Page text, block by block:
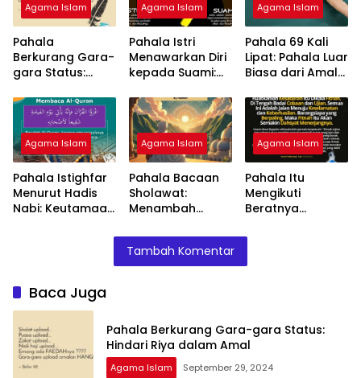
Agama Islam
Pahala
Berkurang Gara-
gara Status:
dalam Amal
Agama Islam
Pahala Istri
Menawarkan Diri
kepada Suami:
atau
Keutamaan?
Agama Islam
Pahala 69 Kali
Lipat: Pahala Luar
Biasa dari Amal
Agama Islam
Pahala Istighfar
Menurut Hadis
Nabi: Keutamaan
Agama Islam
Pahala Bacaan
Sholawat:
Menambah
Kehidupan
Sehari-Hari
Agama Islam
Pahala Itu
Mengikuti
Beratnya
Keutamaan
dalam Ujian
Tambah Komentar
Baca Juga
Pahala Berkurang Gara-gara Status:
Hindari Riya dalam Amal
Agama Islam September 29, 2024